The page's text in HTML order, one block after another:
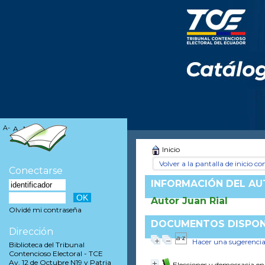
Inicio
Volver a la pantalla de inicio
INFORMACIÓN DEL
Autor Juan Rial
DOCUMENTOS
Hacer una sugerencia
A- A A+
Conectarse
Olvidé mi contraseña
Dirección
Biblioteca del Tribunal
Contencioso Electoral - TCE
Av. 12 de Octubre N19 y Patria